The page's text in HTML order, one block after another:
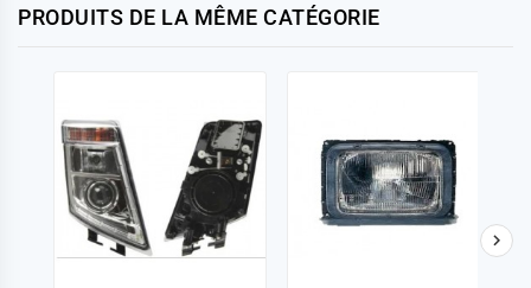
PRODUITS DE LA MÊME CATÉGORIE
